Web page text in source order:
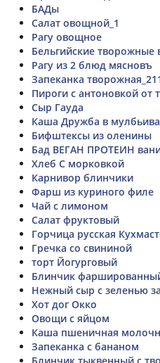
БАДы
Салат овощной_1
Рагу овощное
Бельгийские творожные
Рагу из 2 блюд мясновъ
Запеканка
Пироги с антоновкой от
Сыр Гауда
Каша Дружба в
Бифштексы из оленины
Бад ВЕГАН ПРОТЕИН
Хлеб С морковкой
Карнивор блинчики
Фарш из куриного филе
Чай с лимоном
Салат фруктовый
Горчица русская
Гречка со свининой
торт Йогурговый
Блинчик
Нежный сыр с зеленью
Хот дог Окко
Овощи с яйцом
Каша пшеничная
Запеканка с бананом